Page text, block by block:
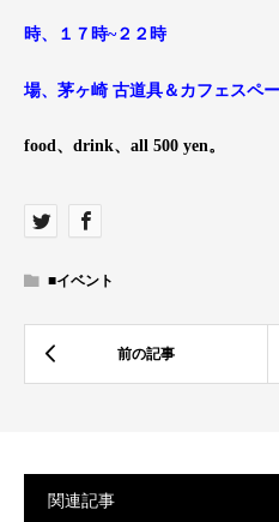
時、１７時~２２時
場、茅ヶ崎 古道具＆カフェスペ
food、drink、all 500 yen。
■イベント
関連記事